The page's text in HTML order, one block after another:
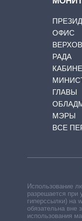
ОФИС
РАДА
ГЛАВЫ
МЭРЫ
ВСЕ
Использование
разрешается при
гиперссылки) на
обязательна вне
использования